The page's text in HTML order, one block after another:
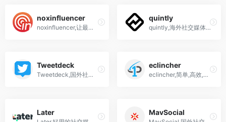
noxinfluencer
noxinfluencer,让最合适的网红为您的品牌代言,1800万全球网红资源,深度分析助力精准营销
quintly
quintly,海外社交媒体分析工具,instagram,Facebook.twitter,linkedin,tiktok,youtube..
Tweetdeck
Tweetdeck,国外社交媒体平台渠道追踪分析功能的社媒管理工具
eclincher
eclincher,简单,高效,强大的一体化社交媒体管理平台,免费试用14天,无需信用卡
Later MavSocial